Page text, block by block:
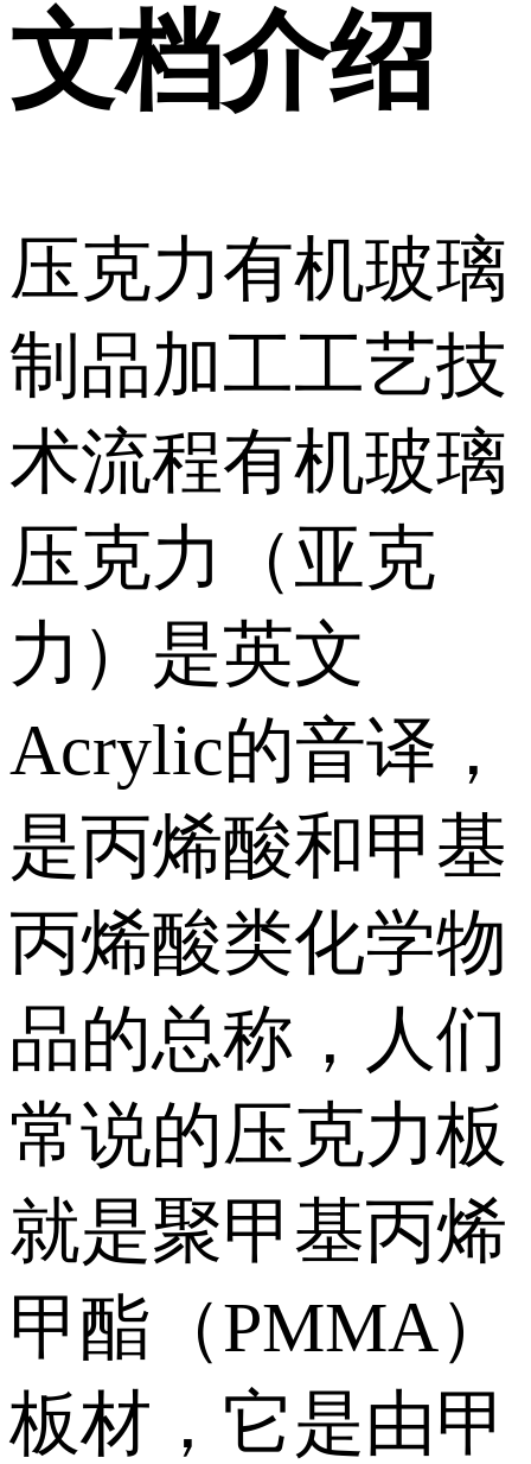
文档介绍
压克力有机玻璃
制品加工工艺技
术流程有机玻璃
压克力（亚克
力）是英文
Acrylic的音译，
是丙烯酸和甲基
丙烯酸类化学物
品的总称，人们
常说的压克力板
就是聚甲基丙烯
甲酯（PMMA）
板材，它是由甲